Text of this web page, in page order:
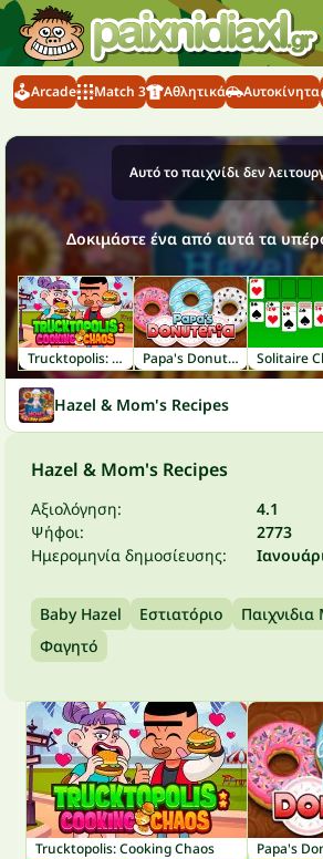
Arcade Match 3 Αθλητικά Αυτοκίνητα
Αυτό το παιχνίδι δεν
Δοκιμάστε ένα από αυτά τα
Trucktopolis: Cooking Chaos Papa's Donuteria
Hazel & Mom's Recipes
Hazel & Mom's Recipes
Αξιολόγηση:
4.1
Ψήφοι:
2773
Ημερομηνία δημοσίευσης:
Baby Hazel Εστιατόριο
Παιχνιδια
Φαγητό
Trucktopolis: Cooking Chaos Papa's